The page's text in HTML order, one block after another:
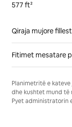
577 ft²
Qiraja mujore
Fitimet mesatare
Planimetritë e
dhe kushtet mund të
Pyet administratorin